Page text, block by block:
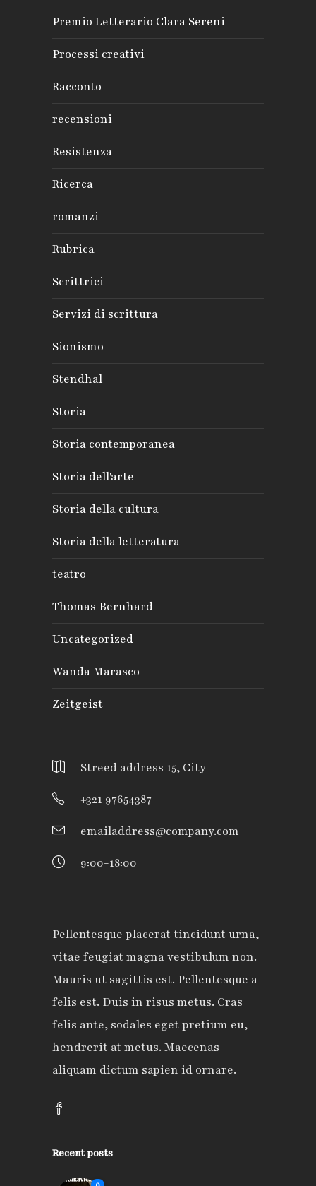
Premio Letterario Clara Sereni
Processi creativi
Racconto
recensioni
Resistenza
Ricerca
romanzi
Rubrica
Scrittrici
Servizi di scrittura
Sionismo
Stendhal
Storia
Storia contemporanea
Storia dell'arte
Storia della cultura
Storia della letteratura
teatro
Thomas Bernhard
Uncategorized
Wanda Marasco
Zeitgeist
Streed address 15, City
+321 97654387
emailaddress@company.com
9:00-18:00
Pellentesque placerat tincidunt urna,
vitae feugiat magna vestibulum non.
Mauris ut sagittis est. Pellentesque a
felis est. Duis in risus metus. Cras
felis ante, sodales eget pretium eu,
hendrerit at metus. Maecenas
aliquam dictum sapien id ornare.
Recent posts